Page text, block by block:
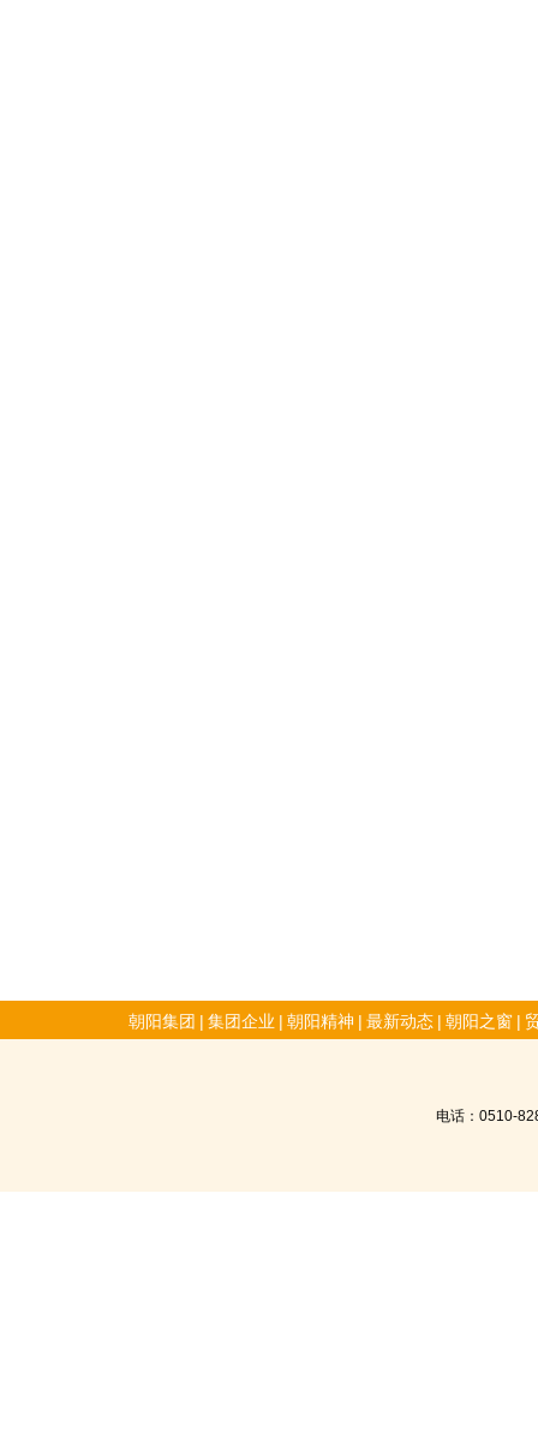
朝阳集团 | 集团企业 | 朝阳精神 | 最新动态 | 朝阳之窗 |
电话：0510-